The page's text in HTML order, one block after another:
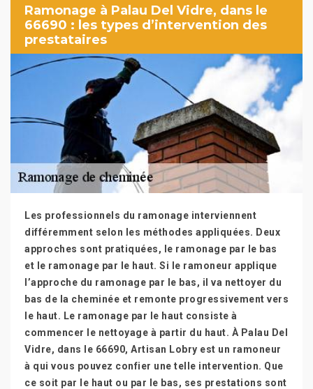
Ramonage à Palau Del Vidre, dans le
66690 : les types d’intervention des
prestataires
Les professionnels du ramonage interviennent
différemment selon les méthodes appliquées. Deux
approches sont pratiquées, le ramonage par le bas
et le ramonage par le haut. Si le ramoneur applique
l’approche du ramonage par le bas, il va nettoyer du
bas de la cheminée et remonte progressivement vers
le haut. Le ramonage par le haut consiste à
commencer le nettoyage à partir du haut. À Palau Del
Vidre, dans le 66690, Artisan Lobry est un ramoneur
à qui vous pouvez confier une telle intervention. Que
ce soit par le haut ou par le bas, ses prestations sont